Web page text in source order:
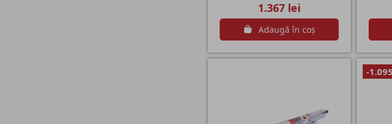
1.367 lei
Adaugă în coș
-